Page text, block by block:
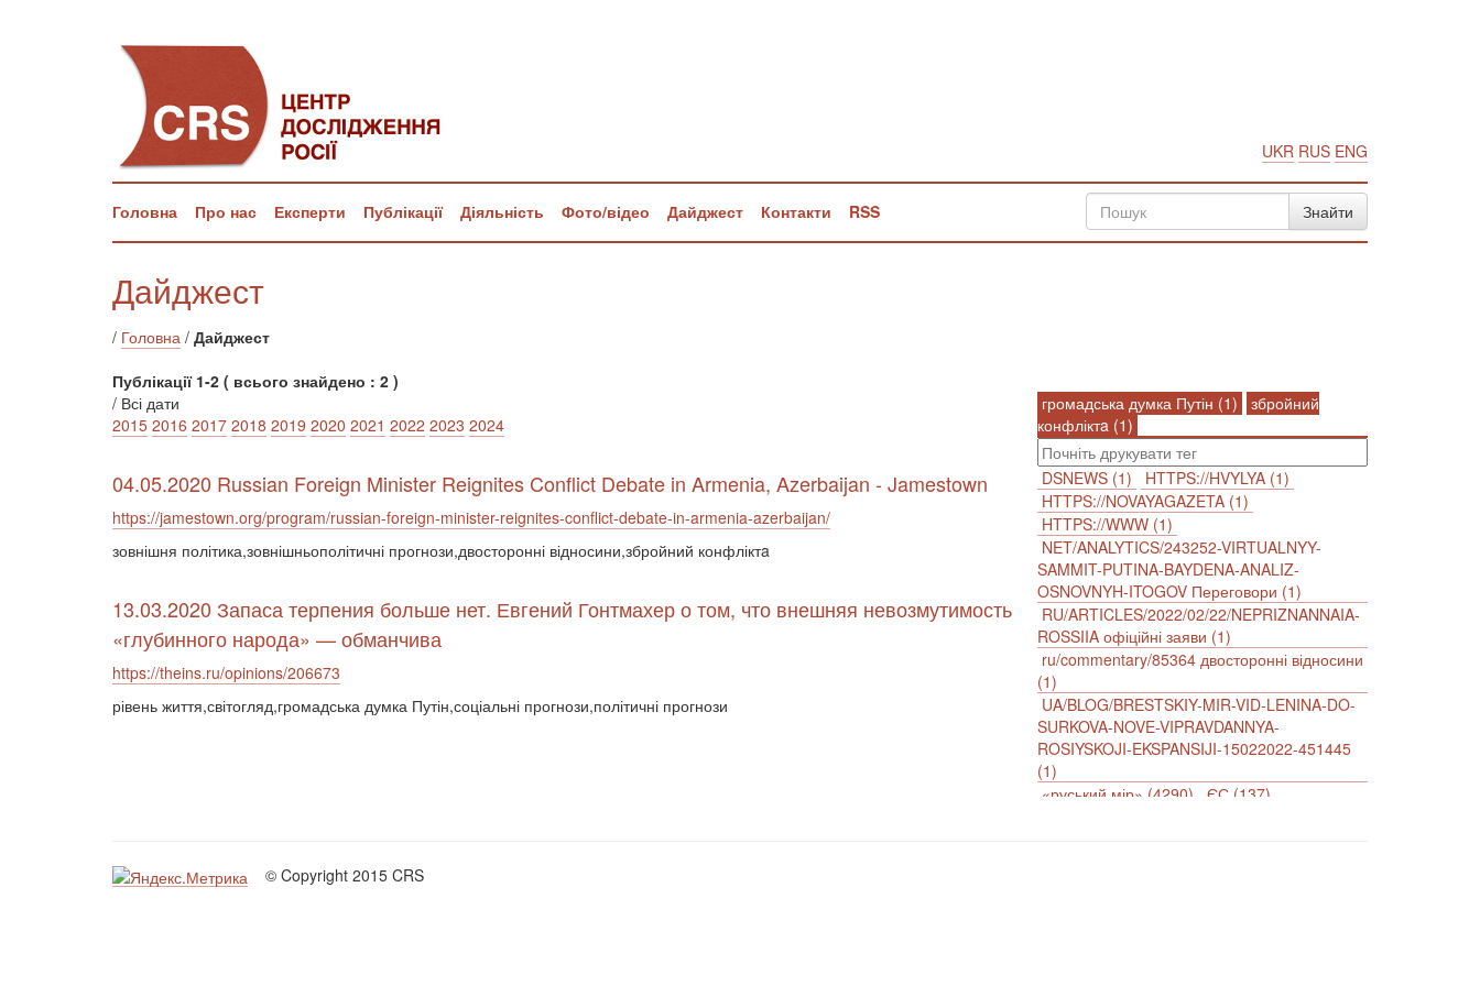
UKR RUS ENG
Головна Про нас Експерти Публікації Діяльність Фото/відео Дайджест Контакти RSS
Дайджест
/ Головна / Дайджест
Публікації 1-2 ( всього знайдено : 2 )
громадська думка Путін (1)
збройний
конфліктa (1)
DSNEWS (1)
HTTPS://HVYLYA (1)
HTTPS://NOVAYAGAZETA (1)
HTTPS://WWW (1)
NET/ANALYTICS/243252-VIRTUALNYY-
SAMMIT-PUTINA-BAYDENA-ANALIZ-
OSNOVNYH-ITOGOV Переговори (1)
RU/ARTICLES/2022/02/22/NEPRIZNANNAIA-
ROSSIIA офіційні заяви (1)
ru/commentary/85364 двосторонні відносини
(1)
UA/BLOG/BRESTSKIY-MIR-VID-LENINA-DO-
SURKOVA-NOVE-VIPRAVDANNYA-
ROSIYSKOJI-EKSPANSIJI-15022022-451445
(1)
«руський мір» (4290)
ЄС (137)
/ Всі дати
2015 2016 2017 2018 2019 2020 2021 2022 2023 2024
04.05.2020 Russian Foreign Minister Reignites Conflict Debate in Armenia, Azerbaijan - Jamestown
https://jamestown.org/program/russian-foreign-minister-reignites-conflict-debate-in-armenia-azerbaijan/
зовнішня політика,зовнішньополітичні прогнози,двосторонні відносини,збройний конфліктa
13.03.2020 Запаса терпения больше нет. Евгений Гонтмахер о том, что внешняя невозмутимость
«глубинного народа» — обманчива
https://theins.ru/opinions/206673
рівень життя,світогляд,громадська думка Путін,соціальні прогнози,політичні прогнози
© Copyright 2015 CRS